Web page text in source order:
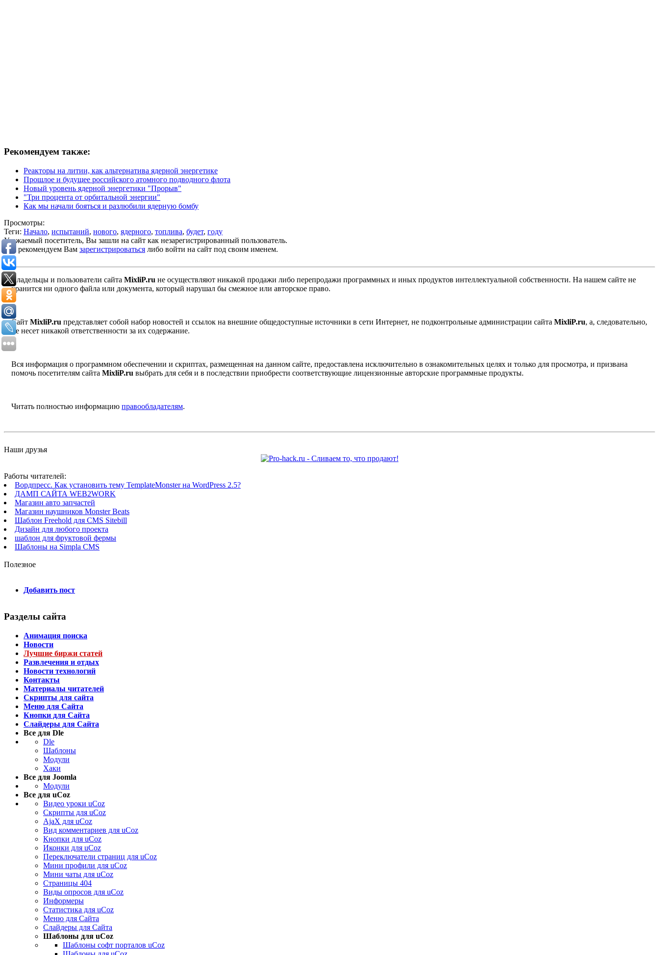
Рекомендуем также:
Реакторы на литии, как альтернатива ядерной энергетике
Прошлое и будущее российского атомного подводного флота
Новый уровень ядерной энергетики "Прорыв"
"Три процента от орбитальной энергии"
Как мы начали бояться и разлюбили ядерную бомбу
Просмотры:
Теги: Начало, испытаний, нового, ядерного, топлива, будет, году
Уважаемый посетитель, Вы зашли на сайт как незарегистрированный пользователь.
Мы рекомендуем Вам зарегистрироваться либо войти на сайт под своим именем.
Владельцы и пользователи сайта MixliP.ru не осуществляют никакой продажи либо перепродажи программных и иных продуктов интеллектуальной собственности. На нашем сайте не
хранится ни одного файла или документа, который нарушал бы смежное или авторское право.
Сайт MixliP.ru представляет собой набор новостей и ссылок на внешние общедоступные источники в сети Интернет, не подконтрольные администрации сайта MixliP.ru, а, следовательно,
не несет никакой ответственности за их содержание.
Вся информация о программном обеспечении и скриптах, размещенная на данном сайте, предоставлена исключительно в ознакомительных целях и только для просмотра, и призвана
помочь посетителям сайта MixliP.ru выбрать для себя и в последствии приобрести соответствующие лицензионные авторские программные продукты.
Читать полностью информацию правообладателям.
Наши друзья
Работы читателей:
Вордпресс. Как установить тему TemplateMonster на WordPress 2.5?
ДАМП САЙТА WEB2WORK
Магазин авто запчастей
Магазин наушников Monster Beats
Шаблон Freehold для CMS Sitebill
Дизайн для любого проекта
шаблон для фруктовой фермы
Шаблоны на Simpla CMS
Полезное
Добавить пост
Разделы сайта
Анимация поиска
Новости
Лучшие биржи статей
Развлечения и отдых
Новости технологий
Контакты
Материалы читателей
Скрипты для сайта
Меню для Сайта
Кнопки для Сайта
Слайдеры для Сайта
Все для Dle
Dle
Шаблоны
Модули
Хаки
Все для Joomla
Модули
Все для uCoz
Видео уроки uCoz
Скрипты для uCoz
AjaX для uCoz
Вид комментариев для uCoz
Кнопки для uCoz
Иконки для uCoz
Переключатели страниц для uCoz
Мини профили для uCoz
Мини чаты для uCoz
Страницы 404
Виды опросов для uCoz
Информеры
Статистика для uCoz
Меню для Сайта
Слайдеры для Сайта
Шаблоны для uCoz
Шаблоны софт порталов uCoz